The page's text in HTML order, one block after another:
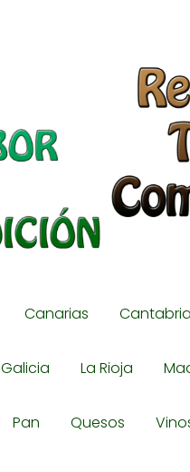
Canarias Cantabria
Galicia La Rioja
Pan Quesos